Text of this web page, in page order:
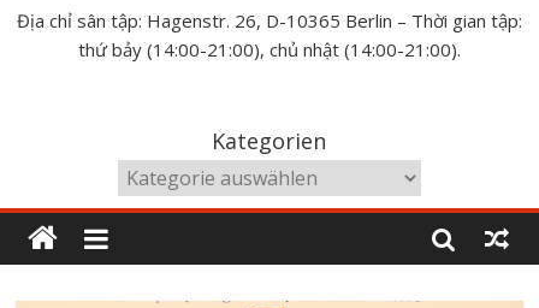
Địa chỉ sân tập: Hagenstr. 26, D-10365 Berlin – Thời gian tập:
thứ bảy (14:00-21:00), chủ nhật (14:00-21:00).
Kategorien